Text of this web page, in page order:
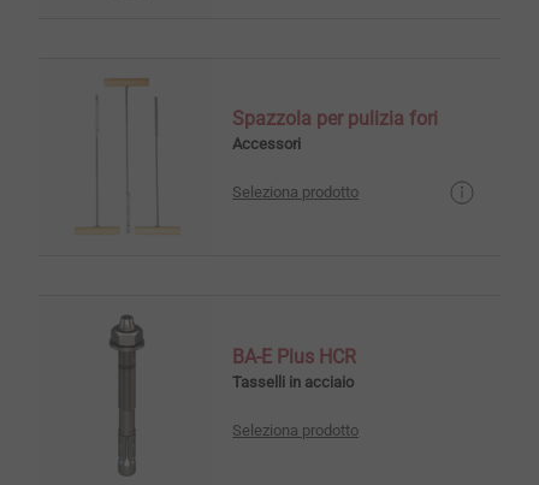
Spazzola per pulizia fori
Accessori
Seleziona prodotto
BA-E Plus HCR
Tasselli in acciaio
Seleziona prodotto